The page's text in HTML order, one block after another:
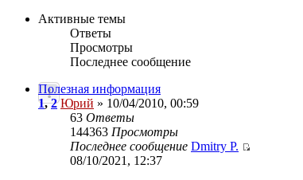
Активные темы
Ответы
Просмотры
Последнее сообщение
Полезная информация
1,2 Юрий » 10/04/2010, 00:59
63 Ответы
144363 Просмотры
Последнее сообщение Dmitry P.
08/10/2021, 12:37